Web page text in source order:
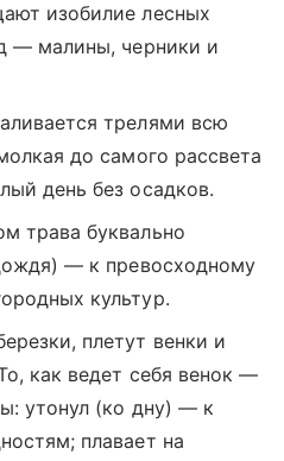
изобилие лесных
— малины, черники и
трелями всю
до самого рассвета
день без осадков.
трава буквально
— к превосходному
культур.
плетут венки и
как ведет себя венок —
утонул (ко дну) — к
плавает на